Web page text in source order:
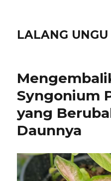
LALANG UNGU
Syngonium
yang
Daunnya